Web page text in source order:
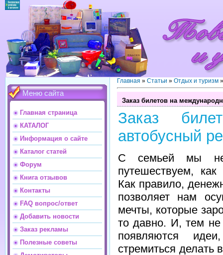
Меню сайта
Главная страница
КАТАЛОГ
Информация о сайте
Каталог статей
Форум
Книга отзывов
Контакты
FAQ вопрос/ответ
Добавить новости
Заказ рекламы
Полезные советы
Главная » Статьи » Отдых и туризм
Заказ билетов на
Заказ
автобусный
С семьей мы
путешествуем,
Как правило,
позволяет нам
мечты, которые
то давно. И, тем не
появляются
стремиться делать